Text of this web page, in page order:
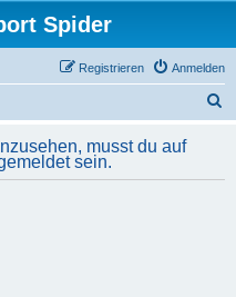
Spider
Anmelden
Registrieren
h
musst du auf
sein.